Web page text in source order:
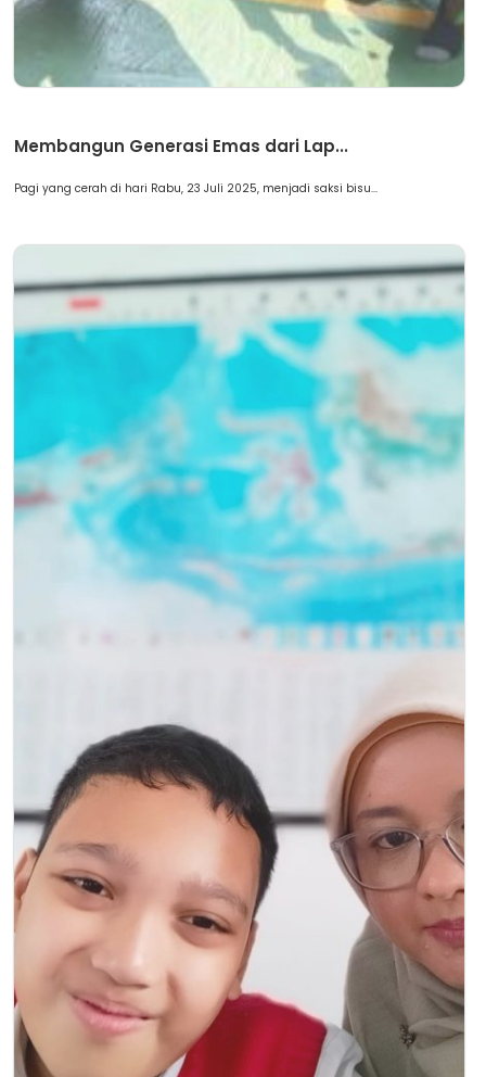
Membangun Generasi Emas dari Lap...
Pagi yang cerah di hari Rabu, 23 Juli 2025, menjadi saksi bisu...